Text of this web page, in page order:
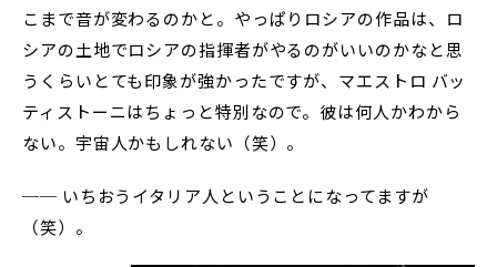
こまで音が変わるのかと。やっぱりロシアの作品は、ロ
シアの土地でロシアの指揮者がやるのがいいのかなと思
うくらいとても印象が強かったですが、マエストロ バッ
ティストーニはちょっと特別なので。彼は何人かわから
ない。宇宙人かもしれない（笑）。
── いちおうイタリア人ということになってますが
（笑）。